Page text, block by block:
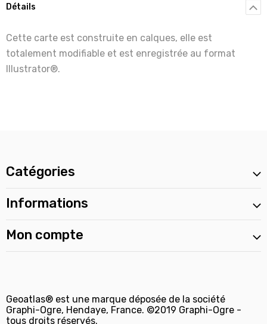
Détails
Cette carte est construite en calques, elle est
totalement modifiable et est enregistrée au format
Illustrator®.
Catégories
Informations
Mon compte
Geoatlas® est une marque déposée de la société
Graphi-Ogre, Hendaye, France. ©2019 Graphi-Ogre -
tous droits réservés.